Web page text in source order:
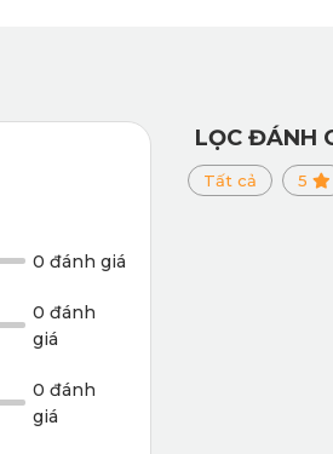
0 đánh giá
0 đánh
giá
0 đánh
giá
LỌC ĐÁNH
Tất cả 5